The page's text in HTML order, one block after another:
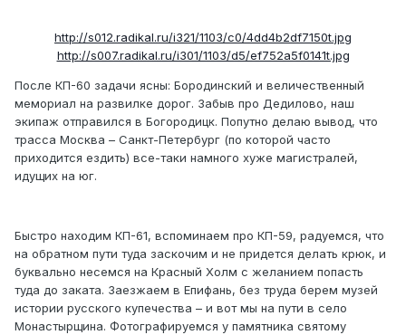
http://s012.radikal.ru/i321/1103/c0/4dd4b2df7150t.jpg
http://s007.radikal.ru/i301/1103/d5/ef752a5f0141t.jpg
После КП-60 задачи ясны: Бородинский и величественный
мемориал на развилке дорог. Забыв про Дедилово, наш
экипаж отправился в Богородицк. Попутно делаю вывод, что
трасса Москва – Санкт-Петербург (по которой часто
приходится ездить) все-таки намного хуже магистралей,
идущих на юг.
Быстро находим КП-61, вспоминаем про КП-59, радуемся, что
на обратном пути туда заскочим и не придется делать крюк, и
буквально несемся на Красный Холм с желанием попасть
туда до заката. Заезжаем в Епифань, без труда берем музей
истории русского купечества – и вот мы на пути в село
Монастырщина. Фотографируемся у памятника святому